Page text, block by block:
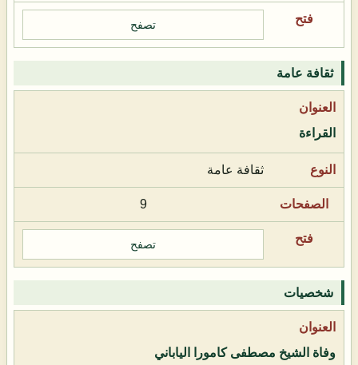
تصفح
ثقافة عامة
القراءة
ثقافة عامة
9
تصفح
شخصيات
وفاة الشيخ مصطفى كامورا الياباني